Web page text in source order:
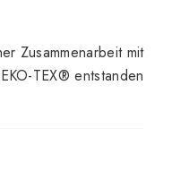
Zusammenarbeit mit
TEX® entstanden